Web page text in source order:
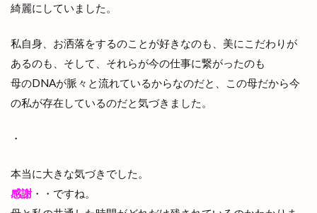
綺麗にしていました。
私自身、お洒落をするのことが好きなのも、美にこだわりが
あるのも、そして、それらが今の仕事に繋がったのも
母のDNAが脈々と流れているからなのだと、この母だから今
の私が存在しているのだと気づきました。
・
本当に大きな気づきでした。
感謝・・ですね。